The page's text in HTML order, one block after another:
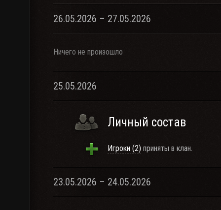
26.05.2026 – 27.05.2026
Ничего не произошло
25.05.2026
Личный состав
Игроки (2) приняты в клан.
23.05.2026 – 24.05.2026